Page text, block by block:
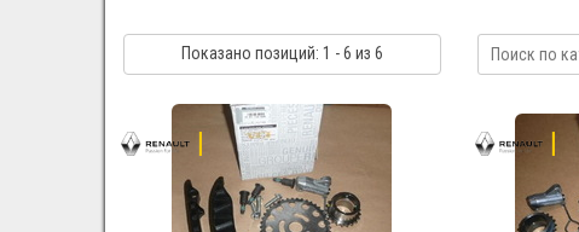
Показано позиций: 1 - 6 из 6